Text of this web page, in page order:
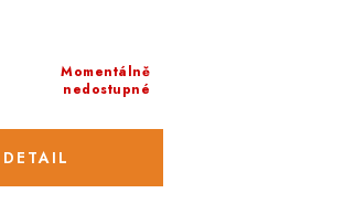
Momentálně
nedostupné